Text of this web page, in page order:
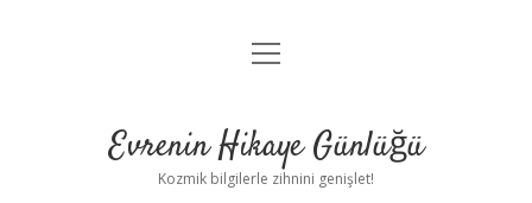
Anasayfa
Yasal Uyarı
menüyü
Evrenin Hikaye Günlüğü
Kozmik bilgilerle zihnini genişlet!